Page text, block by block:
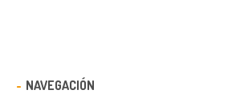
NAVEGACIÓN